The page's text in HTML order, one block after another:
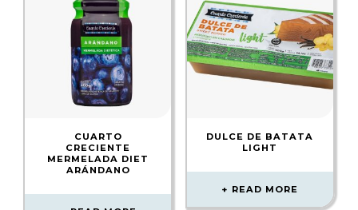
CUARTO
CRECIENTE
MERMELADA DIET
ARÁNDANO
DULCE DE BATATA
LIGHT
READ MORE